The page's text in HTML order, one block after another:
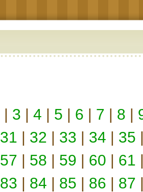
| 3 | 4 | 5 | 6 | 7 | 8 |
31 | 32 | 33 | 34 | 35
57 | 58 | 59 | 60 | 61
83 | 84 | 85 | 86 | 87